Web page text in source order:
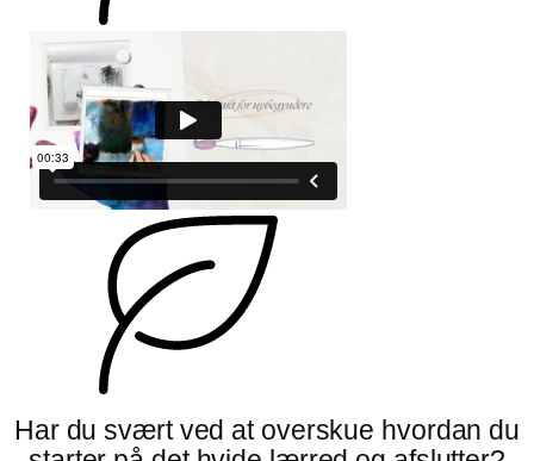
Har du svært ved at overskue hvordan du